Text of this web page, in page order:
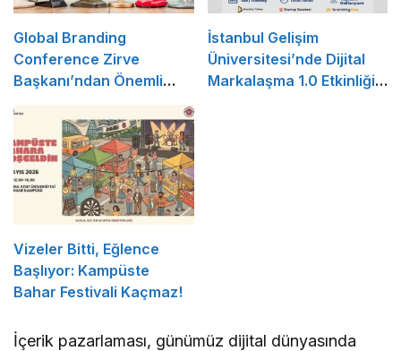
Global Branding
Conference Zirve
Başkanı’ndan Önemli
Açıklama
İstanbul Gelişim
Üniversitesi’nde Dijital
Markalaşma 1.0 Etkinliği
Vizeler Bitti, Eğlence
Başlıyor: Kampüste
Bahar Festivali Kaçmaz!
İçerik pazarlaması, günümüz dijital dünyasında